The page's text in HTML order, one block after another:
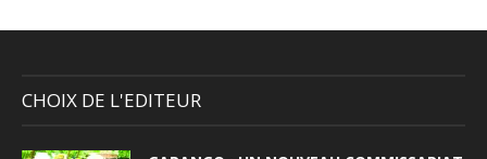
CHOIX DE L'EDITEUR